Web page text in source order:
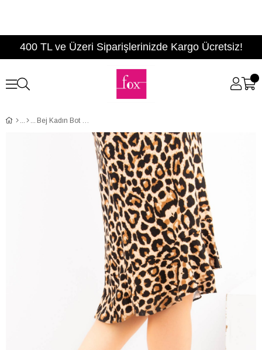
400 TL ve Üzeri Siparişlerinizde Kargo Ücretsiz!
Bej Kadın Bot E267725002